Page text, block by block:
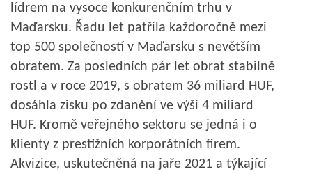
lídrem na vysoce konkurenčním trhu v
Maďarsku. Řadu let patřila každoročně mezi
top 500 společností v Maďarsku s nevětším
obratem. Za posledních pár let obrat stabilně
rostl a v roce 2019, s obratem 36 miliard HUF,
dosáhla zisku po zdanění ve výši 4 miliard
HUF. Kromě veřejného sektoru se jedná i o
klienty z prestižních korporátních firem.
Akvizice, uskutečněná na jaře 2021 a týkající